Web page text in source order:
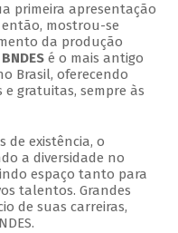
primeira apresentação
então, mostrou-se
da produção
é o mais antigo
Brasil, oferecendo
gratuitas, sempre às
de existência, o
a diversidade no
espaço tanto para
talentos. Grandes
de suas carreiras,